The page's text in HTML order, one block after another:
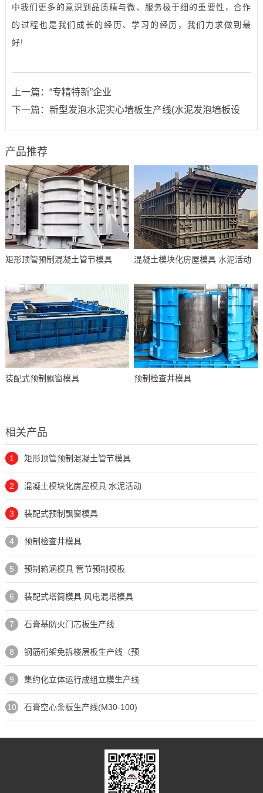
中我们更多的意识到品质精与微、服务极于细的重要性，合作
的过程也是我们成长的经历、学习的经历，我们力求做到最
好!
上一篇： “专精特新”企业
下一篇： 新型发泡水泥实心墙板生产线(水泥发泡墙板设
产品推荐
矩形顶管预制混凝土管节模具 混凝土模块化房屋模具 水泥活动
装配式预制飘窗模具 预制检查井模具
相关产品
1 矩形顶管预制混凝土管节模具
2 混凝土模块化房屋模具 水泥活动
3 装配式预制飘窗模具
4 预制检查井模具
5 预制箱涵模具 管节预制模板
6 装配式塔筒模具 风电混塔模具
7 石膏基防火门芯板生产线
8 钢筋桁架免拆楼层板生产线（预
9 集约化立体运行成组立模生产线
10 石膏空心条板生产线(M30-100)